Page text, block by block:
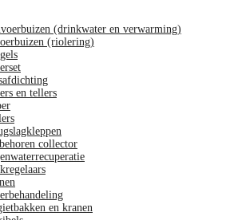
(drinkwater en verwarming)
(riolering)
en tellers
collector
en kranen